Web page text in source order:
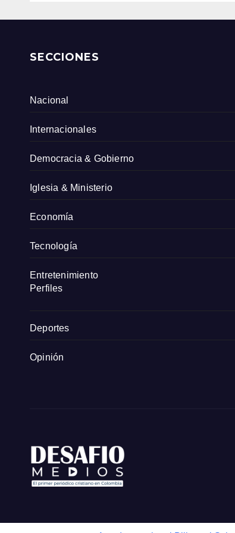
SECCIONES
Nacional
Internacionales
Democracia & Gobierno
Iglesia & Ministerio
Economía
Tecnología
Entretenimiento
Perfiles
Deportes
Opinión